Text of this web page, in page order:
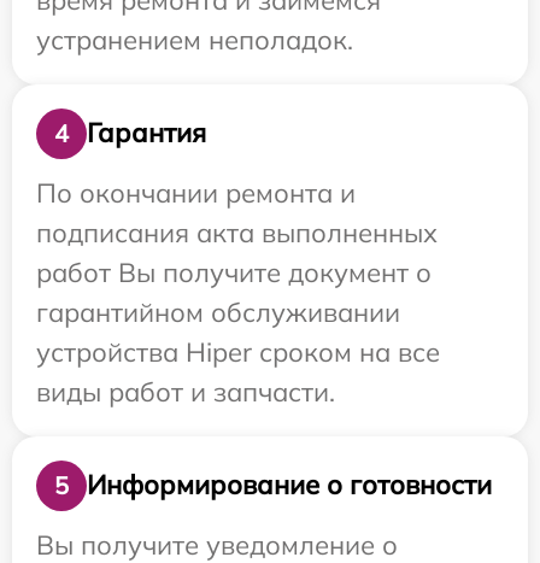
устранением неполадок.
4
Гарантия
По окончании ремонта и
подписания акта выполненных
работ Вы получите документ о
гарантийном обслуживании
устройства Hiper сроком на все
виды работ и запчасти.
5
Информирование о готовности
Вы получите уведомление о